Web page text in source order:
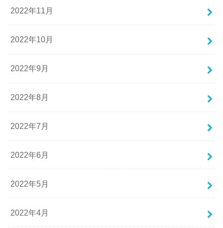
2022年11月
2022年10月
2022年9月
2022年8月
2022年7月
2022年6月
2022年5月
2022年4月